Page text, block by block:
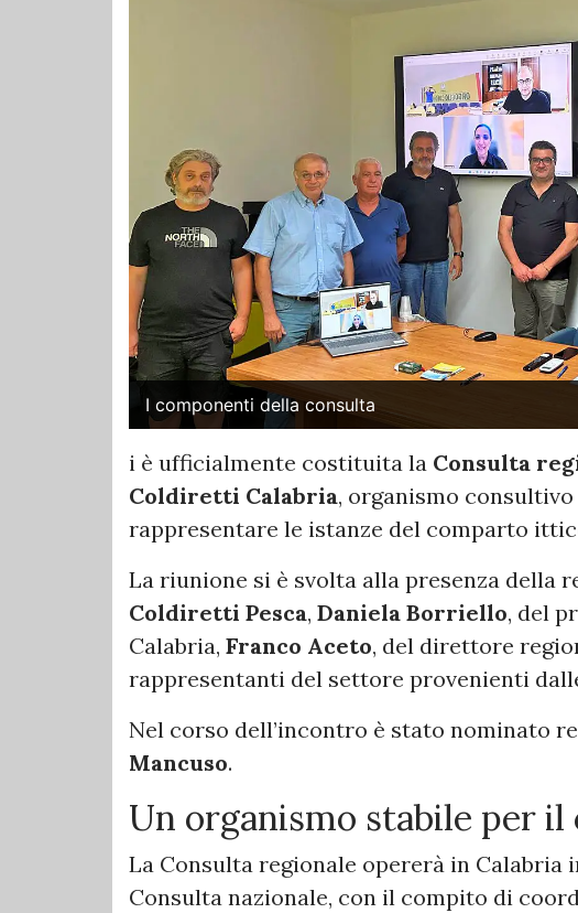
I componenti della consulta
i è ufficialmente costituita la Consulta
Coldiretti Calabria, organismo
rappresentare le istanze del comparto
La riunione si è svolta alla presenza della
Coldiretti Pesca, Daniela Borriello, del
Calabria, Franco Aceto, del direttore
rappresentanti del settore provenienti
Nel corso dell’incontro è stato nominato
Mancuso.
Un organismo stabile per
La Consulta regionale opererà in Calabria
Consulta nazionale, con il compito di